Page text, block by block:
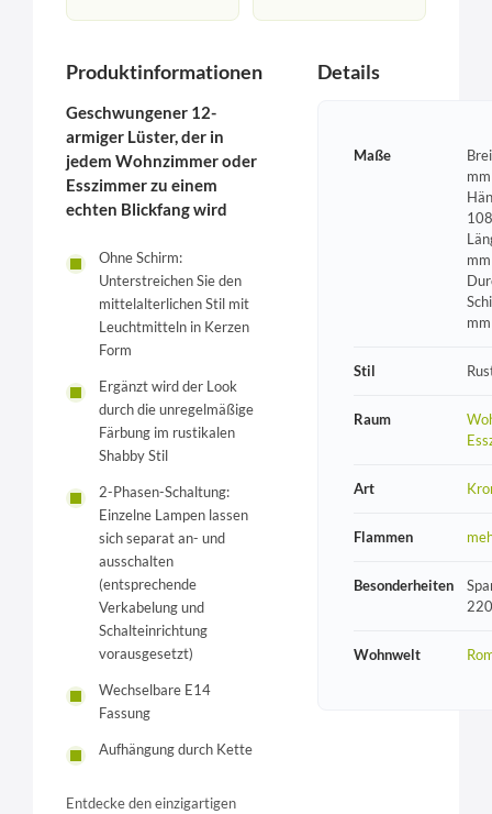
Produktinformationen
Geschwungener 12-
armiger Lüster, der in
jedem Wohnzimmer oder
Esszimmer zu einem
echten Blickfang wird
Ohne Schirm:
Unterstreichen Sie den
mittelalterlichen Stil mit
Leuchtmitteln in Kerzen
Form
Ergänzt wird der Look
durch die unregelmäßige
Färbung im rustikalen
Shabby Stil
2-Phasen-Schaltung:
Einzelne Lampen lassen
sich separat an- und
ausschalten
(entsprechende
Verkabelung und
Schalteinrichtung
vorausgesetzt)
Wechselbare E14
Fassung
Aufhängung durch Kette
Entdecke den einzigartigen
Details
Maße
mm
Stil
Raum
Art
Flammen
Besonderheiten
Wohnwelt